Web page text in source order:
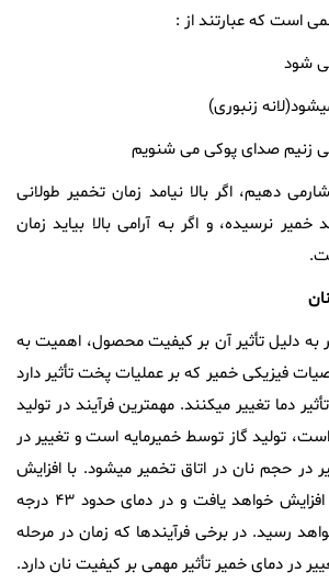
است که عبارتند از :
شود
زنبوری)
زنیم صدای پوکی می شنویم
دهیم، اگر بالا نیامد زمان تخمیر طولانی
خمیر نرسیده، و اگر بـه آرامی بالا بیاید زمان
نان
به دلیل تأثیر آن بر کیفیت محصول، اهمیت به
فیزیکی خمیر که بر عملیات پخت تأثیر دارد
دما تغییر میکنند. مهمترین فرآیند در تولید
تولید گاز توسط خمیرمایه است و تغییر در
در حجم نان در اتاق تخمیر میشود. با افزایش
دما، فعالیت مخمر نیز افزایش خواهد یافت و در دمای حدود ۴۳ درجه
رسید. در برخی فرآیندها که زمان در مرحله
در دمای خمیر تأثیر مهمی بر کیفیت نان دارد.